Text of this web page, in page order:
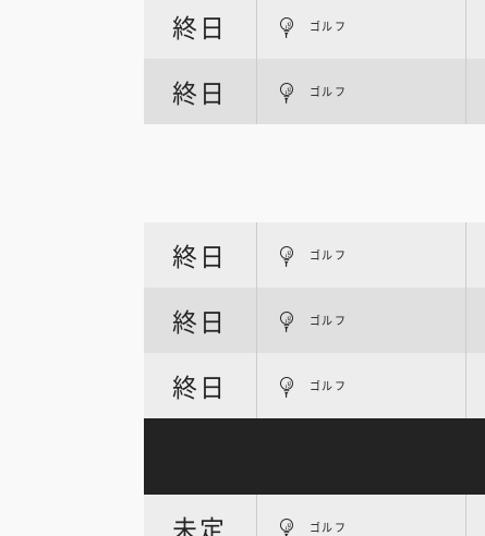
終日 ゴルフ
終日 ゴルフ
終日 ゴルフ
終日 ゴルフ
終日 ゴルフ
未定 ゴルフ